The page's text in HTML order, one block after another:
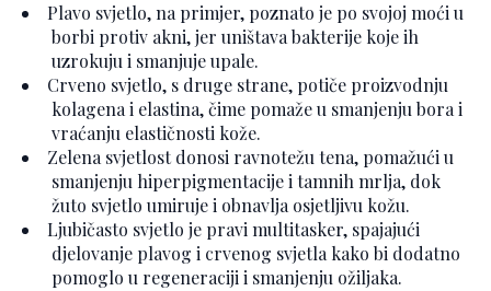
Plavo svjetlo, na primjer, poznato je po svojoj moći u
borbi protiv akni, jer uništava bakterije koje ih
uzrokuju i smanjuje upale.
Crveno svjetlo, s druge strane, potiče proizvodnju
kolagena i elastina, čime pomaže u smanjenju bora i
vraćanju elastičnosti kože.
Zelena svjetlost donosi ravnotežu tena, pomažući u
smanjenju hiperpigmentacije i tamnih mrlja, dok
žuto svjetlo umiruje i obnavlja osjetljivu kožu.
Ljubičasto svjetlo je pravi multitasker, spajajući
djelovanje plavog i crvenog svjetla kako bi dodatno
pomoglo u regeneraciji i smanjenju ožiljaka.